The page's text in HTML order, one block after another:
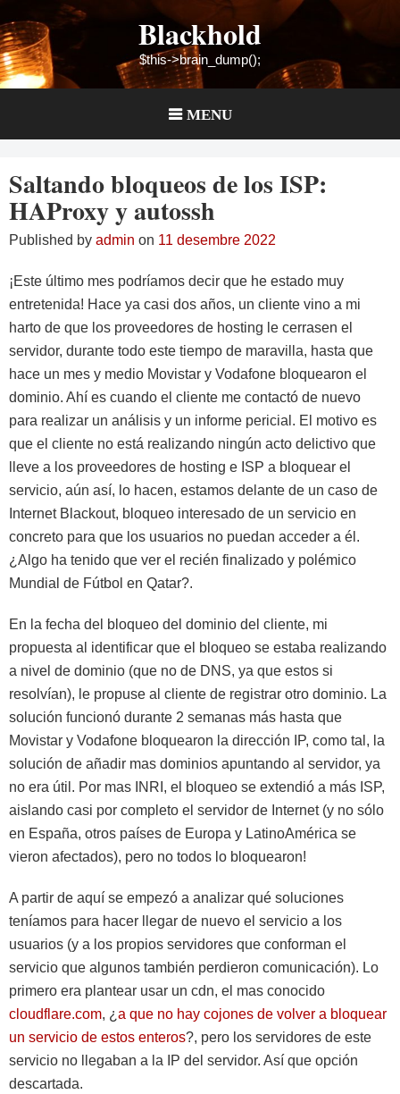
to
content
Blackhold
$this->brain_dump();
MENU
Saltando bloqueos de los ISP:
HAProxy y autossh
Published by admin on 11 desembre 2022
¡Este último mes podríamos decir que he estado muy
entretenida! Hace ya casi dos años, un cliente vino a mi
harto de que los proveedores de hosting le cerrasen el
servidor, durante todo este tiempo de maravilla, hasta que
hace un mes y medio Movistar y Vodafone bloquearon el
dominio. Ahí es cuando el cliente me contactó de nuevo
para realizar un análisis y un informe pericial. El motivo es
que el cliente no está realizando ningún acto delictivo que
lleve a los proveedores de hosting e ISP a bloquear el
servicio, aún así, lo hacen, estamos delante de un caso de
Internet Blackout, bloqueo interesado de un servicio en
concreto para que los usuarios no puedan acceder a él.
¿Algo ha tenido que ver el recién finalizado y polémico
Mundial de Fútbol en Qatar?.
En la fecha del bloqueo del dominio del cliente, mi
propuesta al identificar que el bloqueo se estaba realizando
a nivel de dominio (que no de DNS, ya que estos si
resolvían), le propuse al cliente de registrar otro dominio. La
solución funcionó durante 2 semanas más hasta que
Movistar y Vodafone bloquearon la dirección IP, como tal, la
solución de añadir mas dominios apuntando al servidor, ya
no era útil. Por mas INRI, el bloqueo se extendió a más ISP,
aislando casi por completo el servidor de Internet (y no sólo
en España, otros países de Europa y LatinoAmérica se
vieron afectados), pero no todos lo bloquearon!
A partir de aquí se empezó a analizar qué soluciones
teníamos para hacer llegar de nuevo el servicio a los
usuarios (y a los propios servidores que conforman el
servicio que algunos también perdieron comunicación). Lo
primero era plantear usar un cdn, el mas conocido
cloudflare.com, ¿ a que no hay cojones de volver a bloquear
un servicio de estos enteros?, pero los servidores de este
servicio no llegaban a la IP del servidor. Así que opción
descartada.